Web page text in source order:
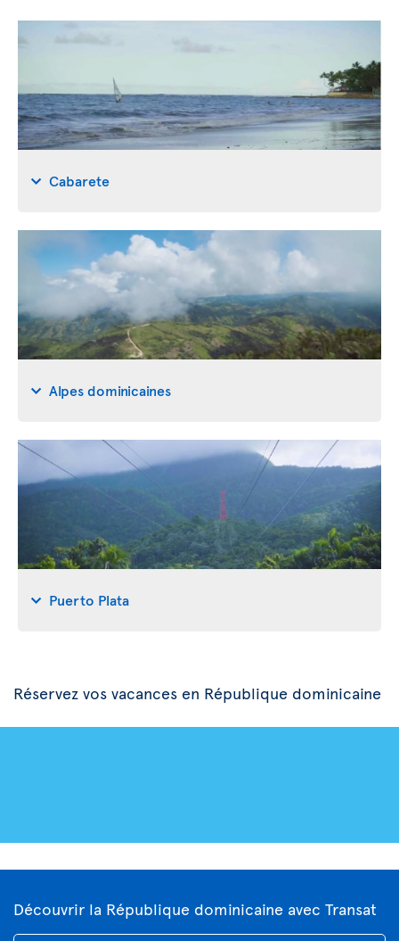
Cabarete
Alpes dominicaines
Puerto Plata
Réservez vos vacances en République dominicaine
Découvrir la République dominicaine avec Transat